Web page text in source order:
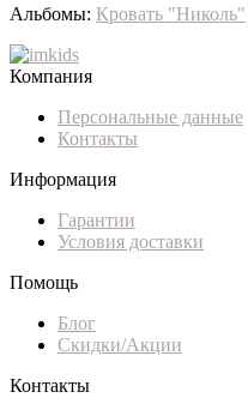
Альбомы: Кровать "Николь"
Компания
Персональные данные
Контакты
Информация
Гарантии
Условия доставки
Помощь
Блог
Скидки/Акции
Контакты